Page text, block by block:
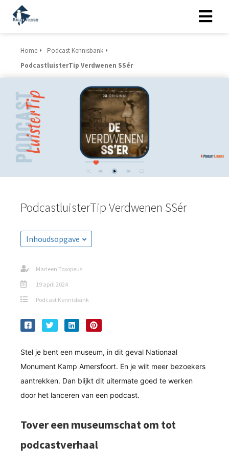
Home
Podcast Kennisbank
PodcastluisterTip Verdwenen SSér
PodcastluisterTip Verdwenen SSér
Inhoudsopgave
Marleen Toxopeus
19 april 2024
Podcast Kennisbank
Stel je bent een museum, in dit geval Nationaal
Monument Kamp Amersfoort. En je wilt meer bezoekers
aantrekken. Dan blijkt dit uitermate goed te werken
door het lanceren van een podcast.
Tover een museumschat om tot
podcastverhaal
zijn
om
kan de
over
van
op
gebruikt